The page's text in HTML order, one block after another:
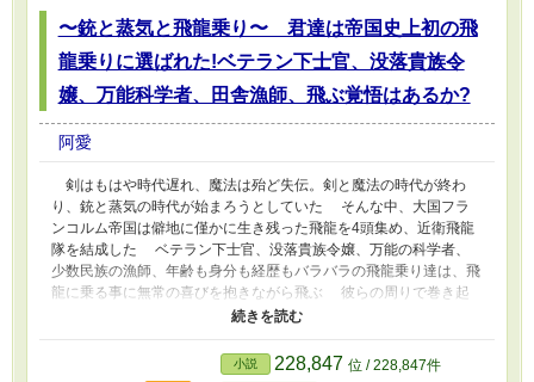
〜銃と蒸気と飛龍乗り〜 君達は帝国史上初の飛
龍乗りに選ばれた!ベテラン下士官、没落貴族令
嬢、万能科学者、田舎漁師、飛ぶ覚悟はあるか?
阿愛
剣はもはや時代遅れ、魔法は殆ど失伝。剣と魔法の時代が終わ
り、銃と蒸気の時代が始まろうとしていた そんな中、大国フラ
ンコルム帝国は僻地に僅かに生き残った飛龍を4頭集め、近衛飛龍
隊を結成した ベテラン下士官、没落貴族令嬢、万能の科学者、
少数民族の漁師、年齢も身分も経歴もバラバラの飛龍乗り達は、飛
龍に乗る事に無常の喜びを抱きながら飛ぶ 彼らの周りで巻き起
こる事件、任務、人間模様は全て手探りで、時代と同じで先が見え
ない。しかし、飛龍隊は今日も飛ぶ これは少し剣と魔法で、少
しスチームパンクな、そんな仮想世界ファンタジー もし飛龍が
実在したからどれ程の軍事的価値があるのか、こういう出自の飛龍
小説 228,847 位 / 228,847件